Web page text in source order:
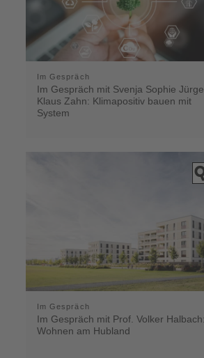
Im Gespräch
Im Gespräch mit Svenja Sophie
Klaus Zahn: Klimapositiv bauen mit
System
Im Gespräch
Im Gespräch mit Prof. Volker Halbach:
Wohnen am Hubland